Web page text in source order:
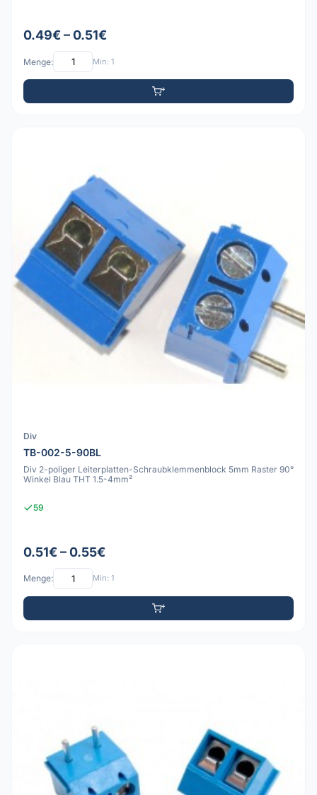
0.49€ – 0.51€
Menge: Min: 1
Div
TB-002-5-90BL
Div 2-poliger Leiterplatten-Schraubklemmenblock 5mm Raster 90°
Winkel Blau THT 1.5-4mm²
59
0.51€ – 0.55€
Menge: Min: 1